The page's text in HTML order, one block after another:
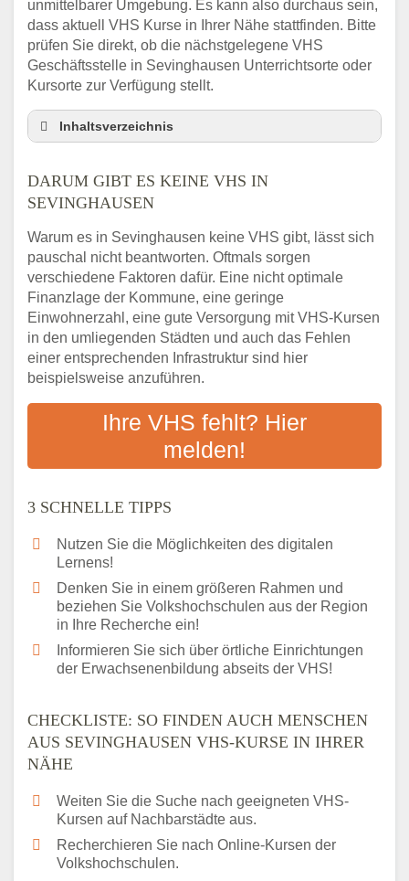
unmittelbarer Umgebung. Es kann also durchaus sein,
dass aktuell VHS Kurse in Ihrer Nähe stattfinden. Bitte
prüfen Sie direkt, ob die nächstgelegene VHS
Geschäftsstelle in Sevinghausen Unterrichtsorte oder
Kursorte zur Verfügung stellt.
Inhaltsverzeichnis
3 schnelle Tipps
Checkliste: So finden auch Menschen aus
Abendschule in der Region rund um
Sevinghausen
VHS steht für Erwachsenenbildung
Online-Kurse: Alternative Angebote zum
VHS-Kurs
Vor- und Nachteile von Online-Kursen
Checkliste: Darauf kommt es bei
Bildungsangeboten an
Das bundesweite Volkshochschulwesen
DARUM GIBT ES KEINE VHS IN
SEVINGHAUSEN
Warum es in Sevinghausen keine VHS gibt, lässt sich
pauschal nicht beantworten. Oftmals sorgen
verschiedene Faktoren dafür. Eine nicht optimale
Finanzlage der Kommune, eine geringe
Einwohnerzahl, eine gute Versorgung mit VHS-Kursen
in den umliegenden Städten und auch das Fehlen
einer entsprechenden Infrastruktur sind hier
beispielsweise anzuführen.
Ihre VHS fehlt? Hier
melden!
3 SCHNELLE TIPPS
Nutzen Sie die Möglichkeiten des digitalen
Lernens!
Denken Sie in einem größeren Rahmen und
beziehen Sie Volkshochschulen aus der Region
in Ihre Recherche ein!
Informieren Sie sich über örtliche Einrichtungen
der Erwachsenenbildung abseits der VHS!
CHECKLISTE: SO FINDEN AUCH MENSCHEN
AUS SEVINGHAUSEN VHS-KURSE IN IHRER
NÄHE
Weiten Sie die Suche nach geeigneten VHS-
Kursen auf Nachbarstädte aus.
Recherchieren Sie nach Online-Kursen der
Volkshochschulen.